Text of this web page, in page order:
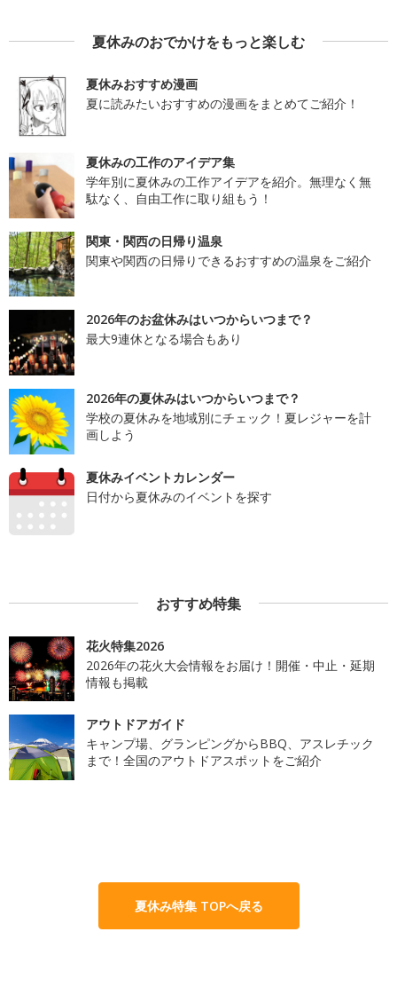
夏休みのおでかけをもっと楽しむ
夏休みおすすめ漫画
夏に読みたいおすすめの漫画をまとめてご紹介！
夏休みの工作のアイデア集
学年別に夏休みの工作アイデアを紹介。無理なく無
駄なく、自由工作に取り組もう！
関東・関西の日帰り温泉
関東や関西の日帰りできるおすすめの温泉をご紹介
2026年のお盆休みはいつからいつまで？
最大9連休となる場合もあり
2026年の夏休みはいつからいつまで？
学校の夏休みを地域別にチェック！夏レジャーを計
画しよう
夏休みイベントカレンダー
日付から夏休みのイベントを探す
おすすめ特集
花火特集2026
2026年の花火大会情報をお届け！開催・中止・延期
情報も掲載
アウトドアガイド
キャンプ場、グランピングからBBQ、アスレチック
まで！全国のアウトドアスポットをご紹介
夏休み特集 TOPへ戻る